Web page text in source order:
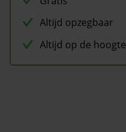
Altijd opzegbaar
Altijd op de hoogte